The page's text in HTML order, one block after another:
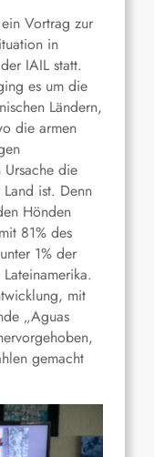
Vortrag zur
in
IAIL statt.
es um die
Ländern,
die armen
Ursache die
ist. Denn
Hönden
81% des
1% der
mit
„Aguas
gemacht